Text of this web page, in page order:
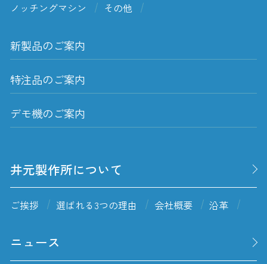
ノッチングマシン
その他
新製品のご案内
特注品のご案内
デモ機のご案内
井元製作所について
ご挨拶 選ばれる3つの理由 会社概要 沿革
ニュース